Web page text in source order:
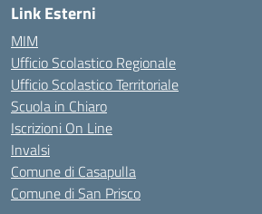
Link Esterni
MIM
Ufficio Scolastico Regionale
Ufficio Scolastico Territoriale
Scuola in Chiaro
Iscrizioni On Line
Invalsi
Comune di Casapulla
Comune di San Prisco